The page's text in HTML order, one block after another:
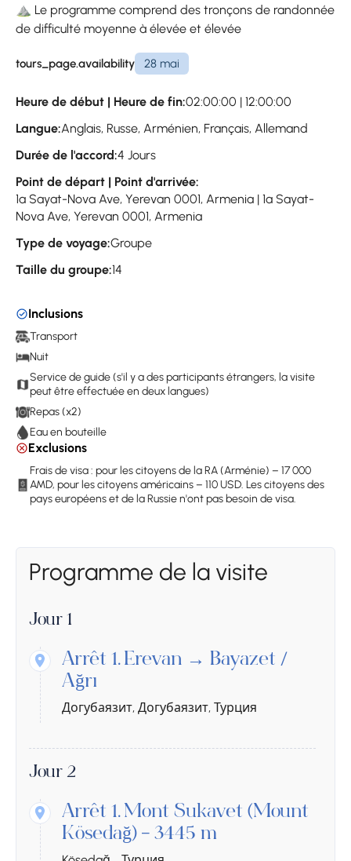
⛰ Le programme comprend des tronçons de randonnée
de difficulté moyenne à élevée et élevée
tours_page.availability 28 mai
Heure de début | Heure de fin:02:00:00 | 12:00:00
Langue:Anglais, Russe, Arménien, Français, Allemand
Durée de l'accord:4 Jours
Point de départ | Point d'arrivée:
1a Sayat-Nova Ave, Yerevan 0001, Armenia | 1a Sayat-
Nova Ave, Yerevan 0001, Armenia
Type de voyage:Groupe
Taille du groupe:14
Inclusions
Transport
Nuit
Service de guide (s'il y a des participants étrangers, la visite
peut être effectuée en deux langues)
Repas (x2)
Eau en bouteille
Exclusions
Frais de visa : pour les citoyens de la RA (Arménie) – 17 000
AMD, pour les citoyens américains – 110 USD. Les citoyens des
pays européens et de la Russie n'ont pas besoin de visa.
Programme de la visite
Jour 1
Arrêt 1. Erevan → Bayazet /
Ağrı
Догубаязит, Догубаязит, Турция
Jour 2
Arrêt 1. Mont Sukavet (Mount
Kösedağ) – 3445 m